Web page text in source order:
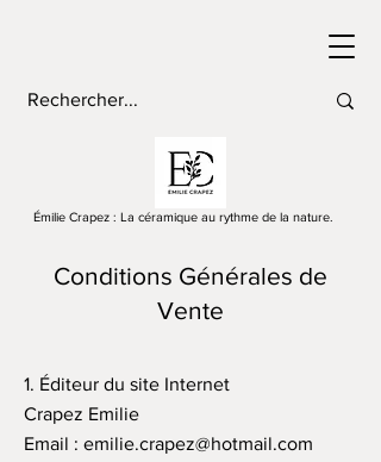
Émilie Crapez : La céramique au rythme de la nature.
Conditions Générales de
Vente
1. Éditeur du site Internet
Crapez Emilie
Email : emilie.crapez@hotmail.com